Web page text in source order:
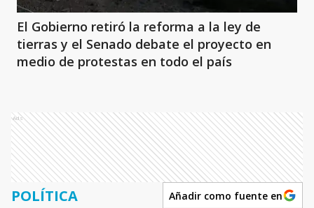
El Gobierno retiró la reforma a la ley de
tierras y el Senado debate el proyecto en
medio de protestas en todo el país
Ads
POLÍTICA Añadir como fuente en